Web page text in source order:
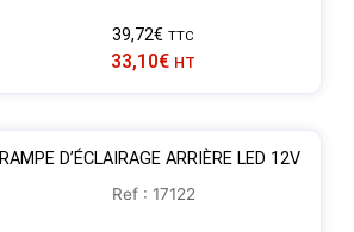
39,72€ TTC
33,10€ HT
RAMPE D’ÉCLAIRAGE ARRIÈRE LED 12V
Ref : 17122